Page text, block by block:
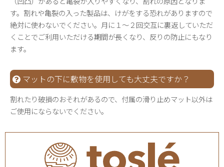
す。割れや亀裂の入った製品は、けがをする恐れがありますので
絶対に使わないでください。月に１～２回交互に裏返していただ
くことでご利用いただける期間が長くなり、反りの防止にもなり
ます。
マットの下に敷物を使用しても大丈夫ですか？
割れたり破損のおそれがあるので、付属の滑り止めマット以外は
ご使用にならないでください。